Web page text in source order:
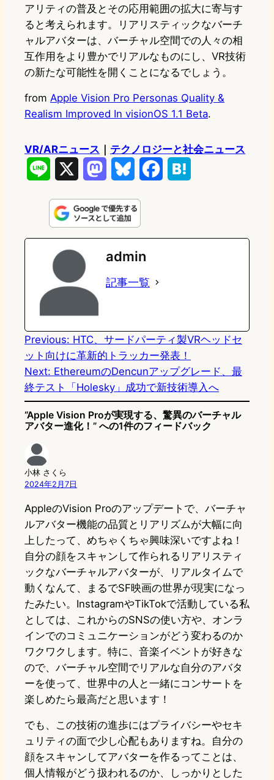
アリティの普及とその応用範囲の拡大に寄与す
ると考えられます。リアリスティックなバーチ
ャルアバターは、バーチャル空間での人々の相
互作用をより豊かでリアルなものにし、VR技術
の新たな可能性を開くことになるでしょう。
from Apple Vision Pro Personas Quality &
Realism Improved In visionOS 1.1 Beta.
VR/ARニュース
テクノロジーと社会ニュース
n
e
s
t
o
d
n
u
e
s
k
e
k
e
admin
記事一覧
Previous: HTC、サードパーティ製VRヘッドセ
ット向けに革新的トラッカー発表！
Next: EthereumのDencunアップグレード、最
終テスト「Holesky」成功で新技術導入へ
“Apple Vision Proが実現する、驚異のバーチャル
アバター進化！” への1件のフィードバック
小林 さくら
2024年2月7日
AppleのVision Proのアップデートで、バーチャ
ルアバター機能の品質とリアリズムが大幅に向
上したって、めちゃくちゃ興味深いですよね！
自分の顔をスキャンして作られるリアリスティ
ックなバーチャルアバターが、リアルタイムで
動くなんて、まるでSF映画の世界が現実になっ
たみたい。InstagramやTikTokで活動している私
としては、これからのSNSの使い方や、オンラ
インでのコミュニケーションがどう変わるのか
ワクワクします。特に、音楽イベントが好きな
ので、バーチャル空間でリアルな自分のアバタ
ーを使って、世界中の人と一緒にコンサートを
楽しめたら最高だと思います！
でも、この技術の進歩にはプライバシーやセキ
ュリティの面で少し心配もありますね。自分の
顔をスキャンしてアバターを作るってことは、
個人情報がどう扱われるのか、しっかりとした